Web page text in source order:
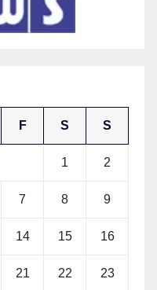
F S S
1 2
7 8 9
14 15 16
21 22 23